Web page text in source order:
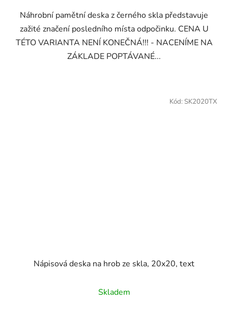
Náhrobní pamětní deska z černého skla představuje
zažité značení posledního místa odpočinku. CENA U
TÉTO VARIANTA NENÍ KONEČNÁ!!! - NACENÍME NA
ZÁKLADE POPTÁVANÉ...
Nápisová deska na hrob ze skla, 20x20, text
Skladem
Kód: SK2020TX